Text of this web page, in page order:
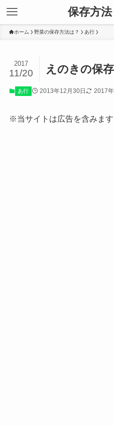
保存方
ホーム 野菜の保存方法は？ あ行
えのきの保
2017
11/20
あ行 2013年12月30日 2017
※当サイトは広告を含みます